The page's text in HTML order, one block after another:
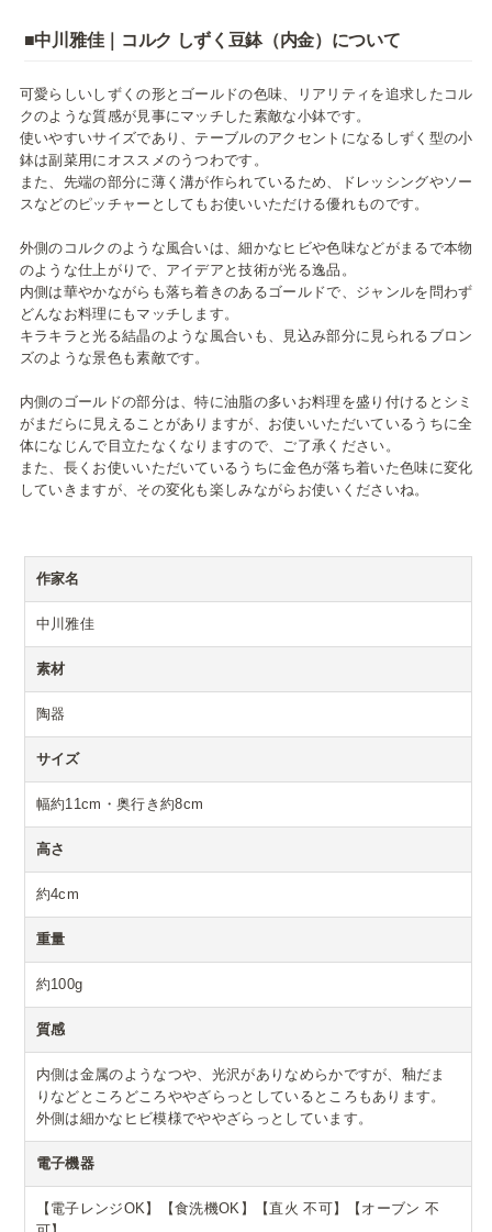
■中川雅佳｜コルク しずく豆鉢（内金）について
可愛らしいしずくの形とゴールドの色味、リアリティを追求したコル
クのような質感が見事にマッチした素敵な小鉢です。
使いやすいサイズであり、テーブルのアクセントになるしずく型の小
鉢は副菜用にオススメのうつわです。
また、先端の部分に薄く溝が作られているため、ドレッシングやソー
スなどのピッチャーとしてもお使いいただける優れものです。
外側のコルクのような風合いは、細かなヒビや色味などがまるで本物
のような仕上がりで、アイデアと技術が光る逸品。
内側は華やかながらも落ち着きのあるゴールドで、ジャンルを問わず
どんなお料理にもマッチします。
キラキラと光る結晶のような風合いも、見込み部分に見られるブロン
ズのような景色も素敵です。
内側のゴールドの部分は、特に油脂の多いお料理を盛り付けるとシミ
がまだらに見えることがありますが、お使いいただいているうちに全
体になじんで目立たなくなりますので、ご了承ください。
また、長くお使いいただいているうちに金色が落ち着いた色味に変化
していきますが、その変化も楽しみながらお使いくださいね。
作家名
中川雅佳
素材
陶器
サイズ
幅約11cm・奥行き約8cm
高さ
約4cm
重量
約100g
質感
内側は金属のようなつや、光沢がありなめらかですが、釉だま
りなどところどころややざらっとしているところもあります。
外側は細かなヒビ模様でややざらっとしています。
電子機器
【電子レンジOK】【食洗機OK】【直火 不可】【オーブン 不